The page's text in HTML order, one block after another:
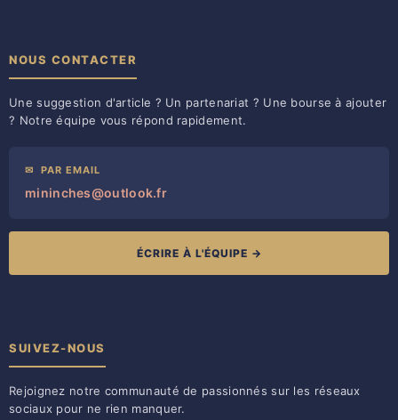
NOUS CONTACTER
Une suggestion d'article ? Un partenariat ? Une bourse à ajouter
? Notre équipe vous répond rapidement.
✉ PAR EMAIL
mininches@outlook.fr
ÉCRIRE À L'ÉQUIPE →
SUIVEZ-NOUS
Rejoignez notre communauté de passionnés sur les réseaux
sociaux pour ne rien manquer.